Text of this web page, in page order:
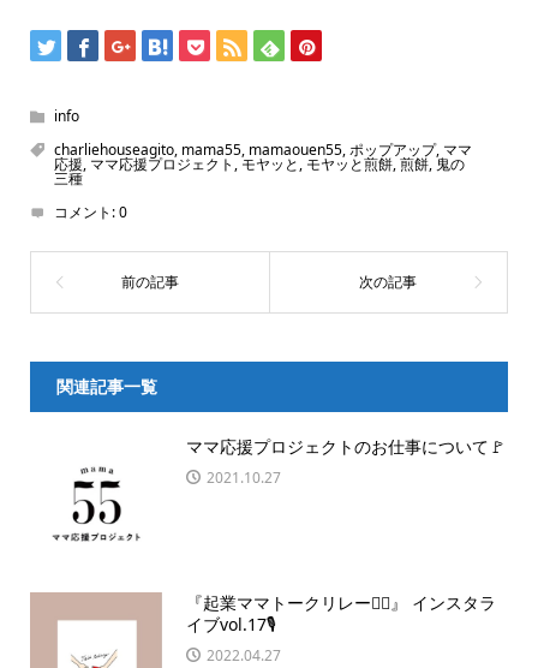
info
charliehouseagito, mama55, mamaouen55,ポップアップ, ママ
応援, ママ応援プロジェクト, モヤッと, モヤッと煎餅,煎餅,鬼の
三種
コメント:0
関連記事一覧
ママ応援プロジェクトのお仕事について🚩
2021.10.27
『起業ママトークリレー🏃‍♀️』 インスタラ
イブvol.17🎙
2022.04.27